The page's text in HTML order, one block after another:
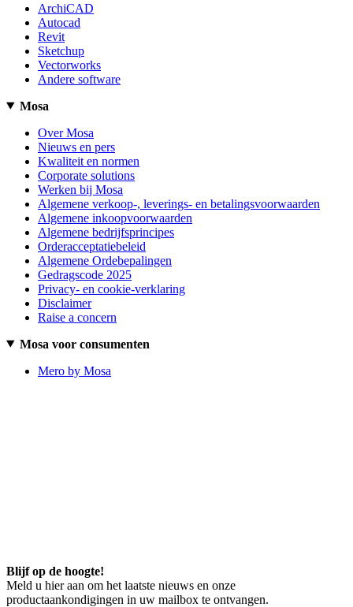
ArchiCAD
Autocad
Revit
Sketchup
Vectorworks
Andere software
Mosa
Over Mosa
Nieuws en pers
Kwaliteit en normen
Corporate solutions
Werken bij Mosa
Algemene verkoop-, leverings- en betalingsvoorwaarden
Algemene inkoopvoorwaarden
Algemene bedrijfsprincipes
Orderacceptatiebeleid
Algemene Ordebepalingen
Gedragscode 2025
Privacy- en cookie-verklaring
Disclaimer
Raise a concern
Mosa voor consumenten
Mero by Mosa
Blijf op de hoogte!
Meld u hier aan om het laatste nieuws en onze
productaankondigingen in uw mailbox te ontvangen.